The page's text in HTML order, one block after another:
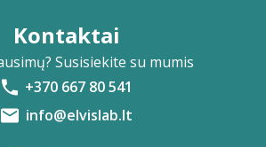
Kontaktai
Susisiekite su mumis
+370 667 80 541
info@elvislab.lt